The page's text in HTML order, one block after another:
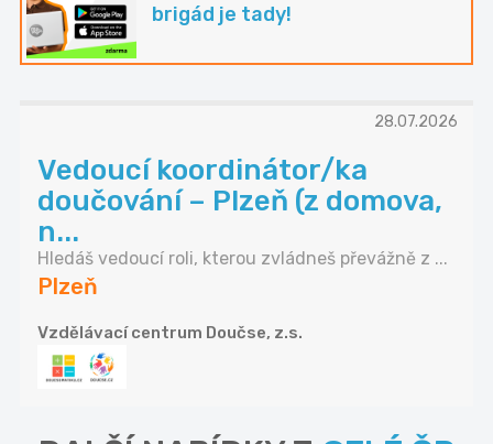
brigád je tady!
28.07.2026
Vedoucí koordinátor/ka
doučování – Plzeň (z domova,
n...
Hledáš vedoucí roli, kterou zvládneš převážně z ...
Plzeň
Vzdělávací centrum Doučse, z.s.